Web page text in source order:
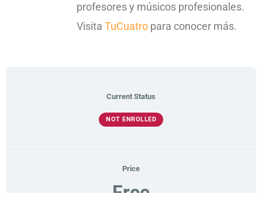
profesores y músicos profesionales.
Visita TuCuatro para conocer más.
Current Status
NOT ENROLLED
Price
Free